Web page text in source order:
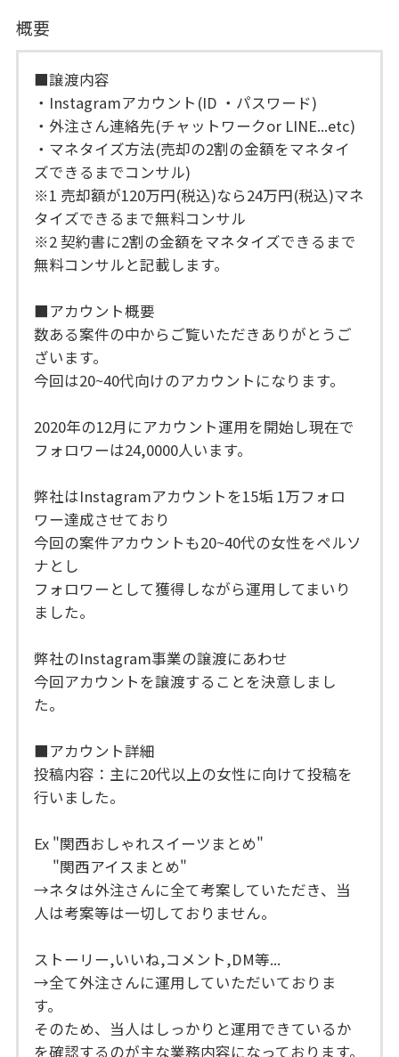
概要
■譲渡内容
・Instagramアカウント(ID ・パスワード)
・外注さん連絡先(チャットワークor LINE...etc)
・マネタイズ方法(売却の2割の金額をマネタイ
ズできるまでコンサル)
※1 売却額が120万円(税込)なら24万円(税込)マネ
タイズできるまで無料コンサル
※2 契約書に2割の金額をマネタイズできるまで
無料コンサルと記載します。
■アカウント概要
数ある案件の中からご覧いただきありがとうご
ざいます。
今回は20~40代向けのアカウントになります。
2020年の12月にアカウント運用を開始し現在で
フォロワーは24,0000人います。
弊社はInstagramアカウントを15垢 1万フォロ
ワー達成させており
今回の案件アカウントも20~40代の女性をペルソ
ナとし
フォロワーとして獲得しながら運用してまいり
ました。
弊社のInstagram事業の譲渡にあわせ
今回アカウントを譲渡することを決意しまし
た。
■アカウント詳細
投稿内容：主に20代以上の女性に向けて投稿を
行いました。
Ex "関西おしゃれスイーツまとめ"
"関西アイスまとめ"
→ネタは外注さんに全て考案していただき、当
人は考案等は一切しておりません。
ストーリー,いいね,コメント,DM等...
→全て外注さんに運用していただいておりま
す。
そのため、当人はしっかりと運用できているか
を確認するのが主な業務内容になっております。